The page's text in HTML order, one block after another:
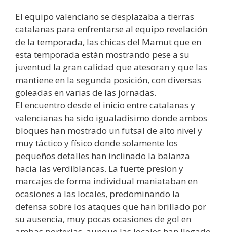
El equipo valenciano se desplazaba a tierras
catalanas para enfrentarse al equipo revelación
de la temporada, las chicas del Mamut que en
esta temporada están mostrando pese a su
juventud la gran calidad que atesoran y que las
mantiene en la segunda posición, con diversas
goleadas en varias de las jornadas.
El encuentro desde el inicio entre catalanas y
valencianas ha sido igualadísimo donde ambos
bloques han mostrado un futsal de alto nivel y
muy táctico y físico donde solamente los
pequeños detalles han inclinado la balanza
hacia las verdiblancas. La fuerte presion y
marcajes de forma individual maniataban en
ocasiones a las locales, predominando la
defensa sobre los ataques que han brillado por
su ausencia, muy pocas ocasiones de gol en